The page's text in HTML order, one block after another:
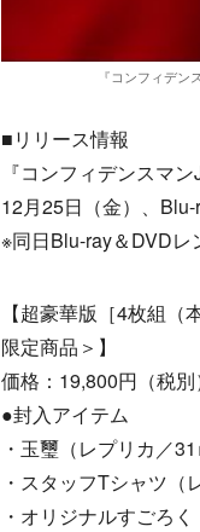
『コンフィデ
■リリース情報
『コンフィデンスマ
12月25日（金）、
※同日Blu-ray＆DVDレ
【超豪華版［4枚組
限定商品＞】
価格：19,800円（税別
●封入アイテム
・玉璽（レプリカ／
・スタッフTシャツ（
・オリジナルすごろく